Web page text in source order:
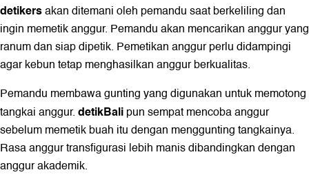
detikersakan ditemani oleh pemandu saat berkeliling dan
ingin memetik anggur. Pemandu akan mencarikan anggur yang
ranum dan siap dipetik. Pemetikan anggur perlu didampingi
agar kebun tetap menghasilkan anggur berkualitas.
Pemandu membawa gunting yang digunakan untuk memotong
tangkai anggur.detikBalipun sempat mencoba anggur
sebelum memetik buah itu dengan menggunting tangkainya.
Rasa anggur transfigurasi lebih manis dibandingkan dengan
anggur akademik.